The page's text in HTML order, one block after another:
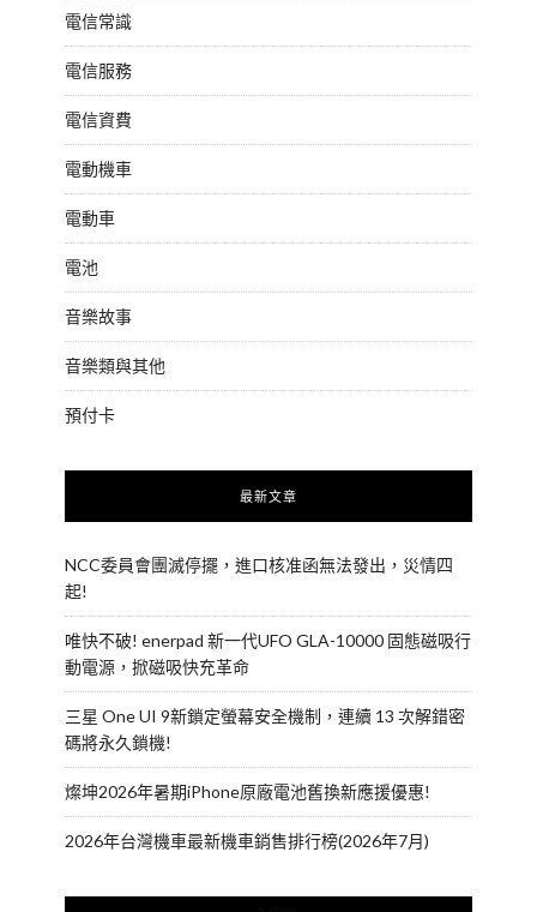
電信常識
電信服務
電信資費
電動機車
電動車
電池
音樂故事
音樂類與其他
預付卡
最新文章
NCC委員會團滅停擺，進口核准函無法發出，災情四
起!
唯快不破! enerpad 新一代UFO GLA-10000 固態磁吸行
動電源，掀磁吸快充革命
三星 One UI 9新鎖定螢幕安全機制，連續 13 次解錯密
碼將永久鎖機!
燦坤2026年暑期iPhone原廠電池舊換新應援優惠!
2026年台灣機車最新機車銷售排行榜(2026年7月)